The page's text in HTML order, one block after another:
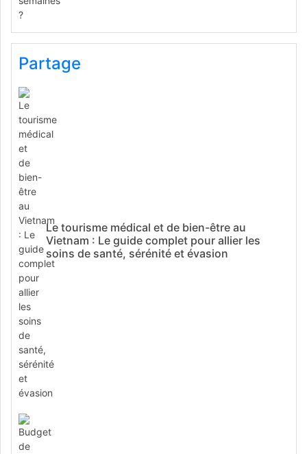
Partage
Le tourisme médical et de bien-être au
Vietnam : Le guide complet pour allier les
soins de santé, sérénité et évasion